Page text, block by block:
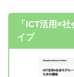
「ICT活用×
イブ